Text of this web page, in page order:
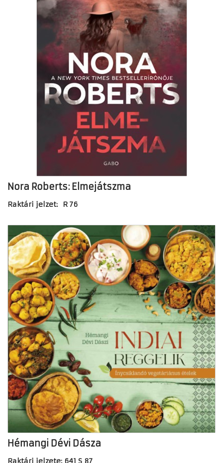
Nora Roberts: Elmejátszma
Raktári jelzet: R 76
Hémangi Dévi Dásza
Raktári jelzete: 641 S 87